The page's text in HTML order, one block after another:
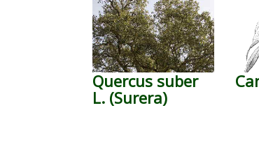
Quercus suber
L. (Surera)